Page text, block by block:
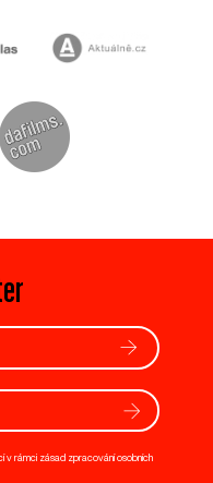
v rámci zásad zpracování osobních